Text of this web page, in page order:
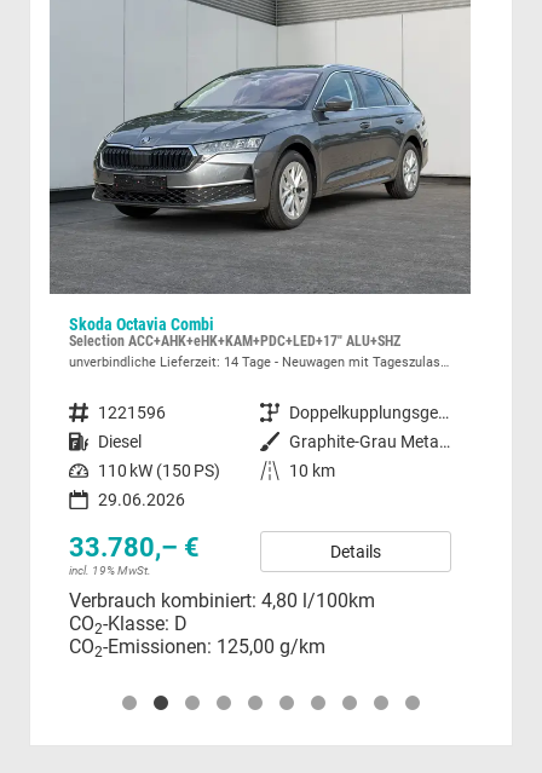
Skoda Octavia Combi
Selection ACC+AHK+eHK+KAM+PDC+LED+17" ALU+SHZ
unverbindliche Lieferzeit: 14 Tage Neuwagen mit Tageszulassung
Fahrzeugnummer 1221596 Getriebe
Doppelkupplungsgetriebe (DSG)
Kraftstoff Diesel Außenfarbe
Graphite-Grau Metallic
Leistung 110 kW (150 PS) Kilometerstand
10 km
29.06.2026
33.780,– €
incl. 19% MwSt.
Details
Verbrauch kombiniert: 4,80 l/100km
CO2-Klasse: D
CO2-Emissionen: 125,00 g/km